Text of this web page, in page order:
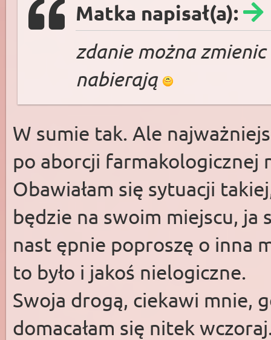
Matka napisał(a):
zdanie można zmienic
nabierają
W sumie tak. Ale
po aborcji farmakologicznej
Obawiałam się sytuacji
będzie na swoim miejscu, ja
nast ępnie poproszę o inna
to było i jakoś nielogiczne.
Swoja drogą, ciekawi mnie,
domacałam się nitek